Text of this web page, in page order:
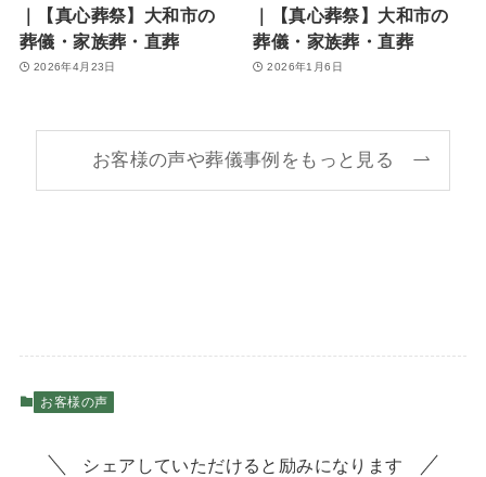
｜【真心葬祭】大和市の
葬儀・家族葬・直葬
2026年4月23日
｜【真心葬祭】大和市の
葬儀・家族葬・直葬
2026年1月6日
お客様の声や葬儀事例をもっと見る
お客様の声
シェアしていただけると励みになります